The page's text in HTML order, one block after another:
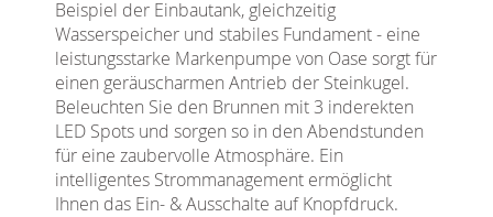
Beispiel der Einbautank, gleichzeitig
Wasserspeicher und stabiles Fundament - eine
leistungsstarke Markenpumpe von Oase sorgt für
einen geräuscharmen Antrieb der Steinkugel.
Beleuchten Sie den Brunnen mit 3 inderekten
LED Spots und sorgen so in den Abendstunden
für eine zaubervolle Atmosphäre. Ein
intelligentes Strommanagement ermöglicht
Ihnen das Ein- & Ausschalte auf Knopfdruck.